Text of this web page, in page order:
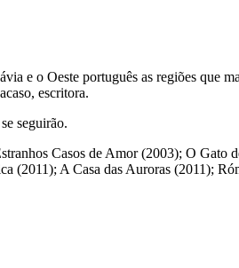
e o Oeste português as regiões que
escritora.
seguirão.
Casos de Amor (2003); O Gato
(2011); A Casa das Auroras (2011);